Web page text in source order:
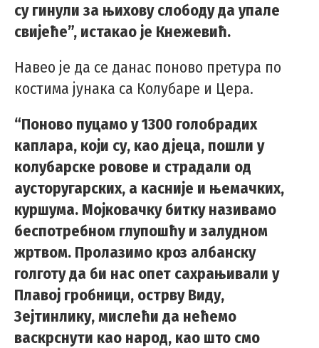
су гинули за њихову слободу да упале
свијеће”, истакао је Кнежевић.
Навео је да се данас поново претура по
костима јунака са Колубаре и Цера.
“Поново пуцамо у 1300 голобрадих
каплара, који су, као дјеца, пошли у
колубарске ровове и страдали од
аусторугарских, а касније и њемачких,
куршума. Мојковачку битку називамо
беспотребном глупошћу и залудном
жртвом. Пролазимо кроз албанску
голготу да би нас опет сахрањивали у
Плавој гробници, острву Виду,
Зејтинлику, мислећи да нећемо
васкрснути као народ, као што смо